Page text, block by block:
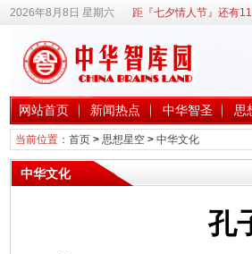
2026年8月8日 星期六 距『七夕情人节』还有
网站首页 新闻热点 中华智圣 思
当前位置： 首页> 思想星空> 中华文化
中华文化
孔